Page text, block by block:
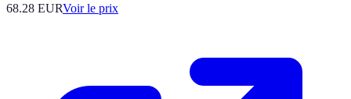
68.28 EURVoir le prix